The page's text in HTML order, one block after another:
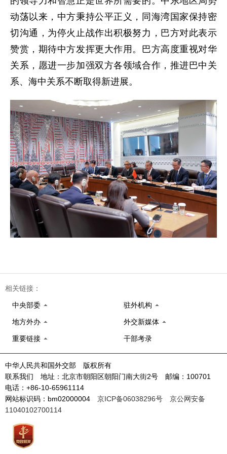
动荡以来，中方秉持公平正义，同海湾国家保持密
切沟通，为停火止战作出积极努力，巴方对此表示
赞赏，期待中方发挥更大作用。巴方高度重视对华
关系，愿进一步加强双方各领域合作，推进巴中关
系、海中关系不断取得新进展。
相关链接：
中央部委 驻外机构
地方外办 外交新媒体
重要链接 干部考录
中华人民共和国外交部 版权所有
联系我们 地址：北京市朝阳区朝阳门南大街2号 邮编：100701
电话：+86-10-65961114
网站标识码：bm02000004 京ICP备06038296号
京公网安备
11040102700114